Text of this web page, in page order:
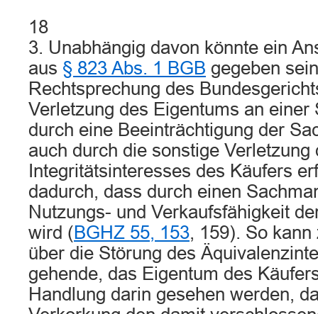
18
3. Unabhängig davon könnte ein
aus § 823 Abs. 1 BGB gegeben
Rechtsprechung des
Verletzung des Eigentums an einer
durch eine Beeinträchtigung der
auch durch die sonstige Verletzung
Integritätsinteresses des Käufers
dadurch, dass durch einen
Nutzungs- und Verkaufsfähigkeit
wird (BGHZ 55, 153, 159). So
über die Störung des
gehende, das Eigentum des
Handlung darin gesehen werden,